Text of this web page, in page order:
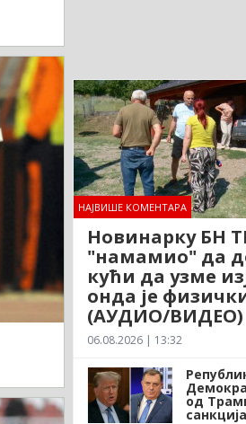
НАЈВИШЕ КОМЕНТАРА
Новинарку БН
"намамио" да
кући да узме
онда је
(АУДИО/ВИДЕО)
06.08.2026 | 13:32
од